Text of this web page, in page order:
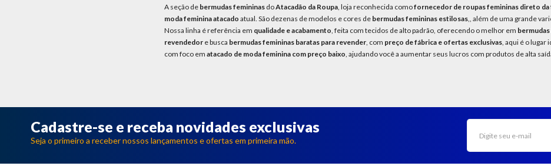
A seção de bermudas femininas doAtacadão da Roupa, loja reconhecida comofornecedor de roupas femininas direto da
moda feminina atacado atual. São dezenas de modelos e cores de bermudas femininas estilosas,, além de uma grande
Nossa linha é referência em qualidade e acabamento, feita com tecidos de alto padrão, oferecendo o melhor em
revendedore busca bermudas femininas baratas para revender, com preço de fábrica e ofertas exclusivas, aqui é o lugar
com foco em atacado de moda feminina com preço baixo, ajudando você a aumentar seus lucros com produtos de alta
Cadastre-se e receba novidades exclusivas
Seja o primeiro a receber nossos lançamentos e ofertas em primeira mão.